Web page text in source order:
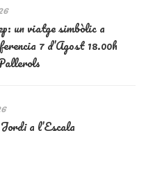
un viatge simbòlic a
7 d’Agost 18.00h
a l’Escala